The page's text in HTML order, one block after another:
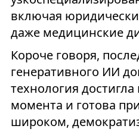
включая
даже медицинские
Короче говоря,
генеративного ИИ
технология
момента и готова
широком,